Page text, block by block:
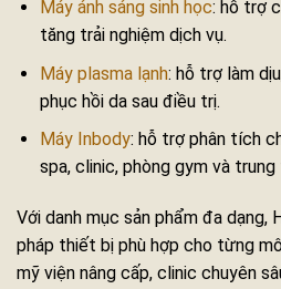
Máy ánh sáng sinh học: hỗ trợ
tăng trải nghiệm dịch vụ.
Máy plasma lạnh: hỗ trợ làm
phục hồi da sau điều trị.
Máy Inbody: hỗ trợ phân tích
spa, clinic, phòng gym và
Với danh mục sản phẩm đa dạng,
pháp thiết bị phù hợp cho từng
mỹ viện nâng cấp, clinic chuyên